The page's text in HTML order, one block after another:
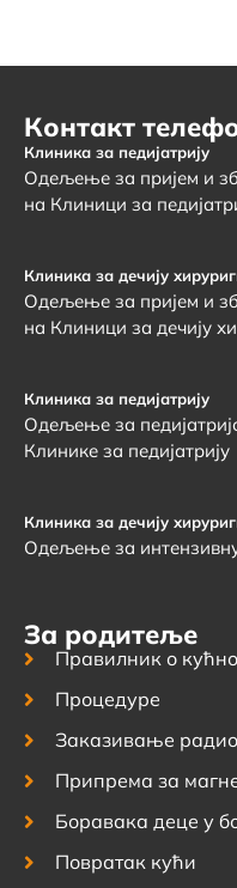
Контакт
Клиника за педијатрију
Одељење за пријем и
на Клиници за
Клиника за дечију
Одељење за пријем и
на Клиници за дечију
Клиника за педијатрију
Одељење за
Клинике за педијатрију
Клиника за дечију
Одељење за
За родитеље
Правилник о
Процедуре
Заказивање
Припрема за
Боравака деце у
Повратак кући